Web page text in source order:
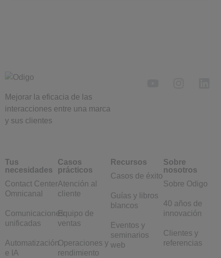
Mejorar la eficacia de las
interacciones entre una marca
y sus clientes
Tus
necesidades
Contact Center
Omnicanal
Comunicaciones
unificadas
Automatización
e IA
Casos
prácticos
Atención al
cliente
Equipo de
ventas
Operaciones y
rendimiento
Recursos
Casos de éxito
Guías y libros
blancos
Eventos y
seminarios
web
Sobre
nosotros
Sobre Odigo
40 años de
innovación
Clientes y
referencias